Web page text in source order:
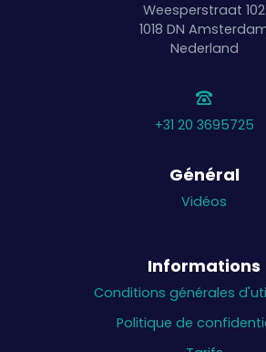
Weesperstraat 102
1018 DN
Nederland
+31 20 3695725
Général
Vidéos
Informations
Conditions générales
Politique de